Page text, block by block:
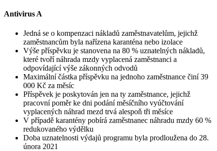
Antivirus A
Jedná se o kompenzaci nákladů zaměstnavatelům, jejichž
zaměstnancům byla nařízena karanténa nebo izolace
Výše příspěvku je stanovena na 80 % uznatelných nákladů,
které tvoří náhrada mzdy vyplacená zaměstnanci a
odpovídající výše zákonných odvodů
Maximální částka příspěvku na jednoho zaměstnance činí 39
000 Kč za měsíc
Příspěvek je poskytován jen na ty zaměstnance, jejichž
pracovní poměr ke dni podání měsíčního vyúčtování
vyplacených náhrad mezd trvá alespoň tři měsíce
V případě karantény pobírá zaměstnanec náhradu mzdy 60 %
redukovaného výdělku
Doba uznatelnosti výdajů programu byla prodloužena do 28.
února 2021